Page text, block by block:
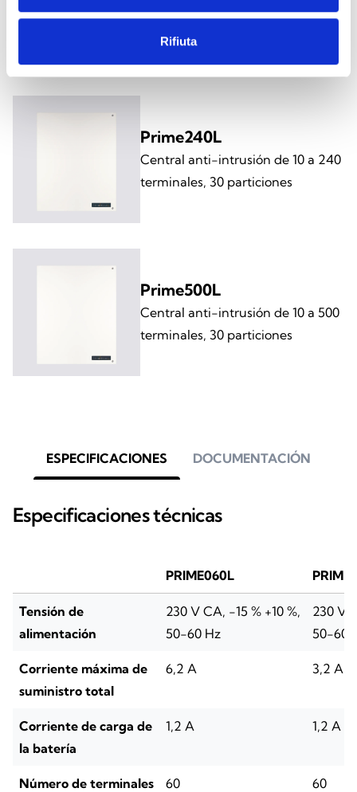
Rifiuta
Prime240L
Central anti-intrusión de 10 a 240
terminales, 30 particiones
Prime500L
Central anti-intrusión de 10 a 500
terminales, 30 particiones
ESPECIFICACIONES DOCUMENTACIÓN
Especificaciones técnicas
PRIME060L
Tensión de
alimentación
230 V CA, -15 % +10 %,
50-60 Hz
230 V
50-60
Corriente máxima de
suministro total
6,2 A 3,2 A
Corriente de carga de
la batería
1,2 A 1,2 A
Número de terminales 60 60